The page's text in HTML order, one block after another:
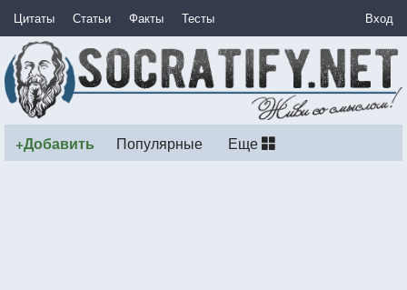
Цитаты Статьи Факты Тесты Вход
+Добавить Популярные Еще